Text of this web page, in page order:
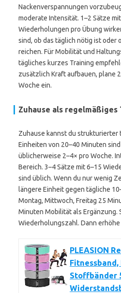
Nackenverspannungen
moderate Intensität. 1–2 Sätze
Wiederholungen pro Übung
sind, ob das täglich nötig ist oder
reichen. Für Mobilität und
tägliches kurzes Training
zusätzlich Kraft aufbauen, plane
Woche ein.
Zuhause als regelmäßiges
Zuhause kannst du strukturierter
Einheiten von 20–40 Minuten
üblicherweise 2–4× pro Woche.
Bereich. 3–4 Sätze mit 6–15
sind üblich. Wenn du nur wenig
längere Einheit gegen tägliche
Montag, Mittwoch, Freitag 25
Minuten Mobilität als Ergänzung.
Wiederholungszahl. Dann erhöhe
PLEASION
Stoffbänder